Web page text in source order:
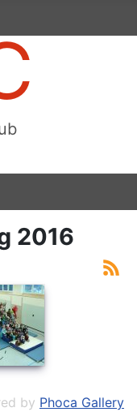
2016
by Phoca Gallery